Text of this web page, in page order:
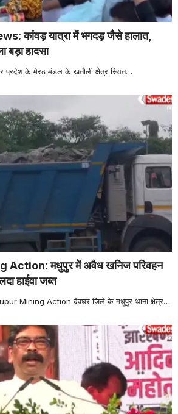
कांवड़ यात्रा में भगदड़ जैसे हालात,
बड़ा हादसा
के मेरठ मंडल के खतौली क्षेत्र स्थित…
मधुपुर में अवैध खनिज परिवहन
हाईवा जब्त
Mining Action देवघर जिले के मधुपुर थाना क्षेत्र…